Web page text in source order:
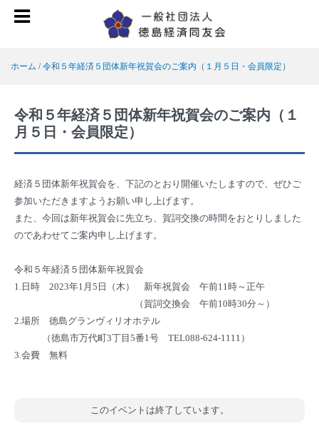
ホーム /令和５年経済５団体新年祝賀会のご案内（１月５日・会員限定）
令和５年経済５団体新年祝賀会のご案内（１
月５日・会員限定）
経済５団体新年祝賀会を、下記のとおり開催いたしますので、ぜひご
参加いただきますようお願い申し上げます。
また、今回は新年祝賀会に先立ち、賀詞交換の時間をおとりしました
のであわせてご案内申し上げます。
令和５年経済５団体新年祝賀会
1.日時 2023年1月5日（木） 新年祝賀会 午前11時～正午
（賀詞交換会 午前10時30分～）
2.場所 徳島グランヴィリオホテル
（徳島市万代町3丁目5番1号 TEL088-624-1111）
3.会費 無料
このイベントは終了しています。